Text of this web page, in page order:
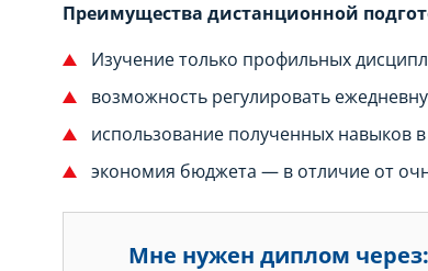
Преимущества дистанционной
Изучение только профильных
возможность регулировать
использование полученных навыков
экономия бюджета — в отличие от
Мне нужен диплом через: